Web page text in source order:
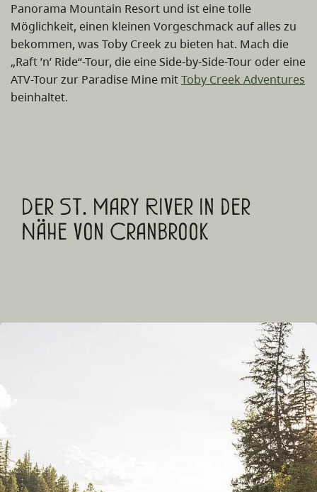
Panorama Mountain Resort und ist eine tolle
Möglichkeit, einen kleinen Vorgeschmack auf alles zu
bekommen, was Toby Creek zu bieten hat. Mach die
„Raft ’n’ Ride“-Tour, die eine Side-by-Side-Tour oder eine
ATV-Tour zur Paradise Mine mitToby Creek Adventures
beinhaltet.
Der St. Mary River in der
Nähe von Cranbrook